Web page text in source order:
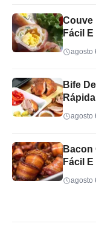
Couve
Fácil
agosto
Bife
agosto
Bacon
Fácil
agosto